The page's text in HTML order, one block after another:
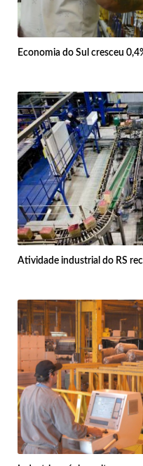
Economia do Sul cresceu
Atividade industrial do RS